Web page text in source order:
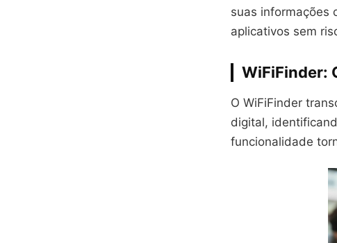
suas informações
aplicativos sem
WiFiFinder:
O WiFiFinder
digital,
funcionalidade